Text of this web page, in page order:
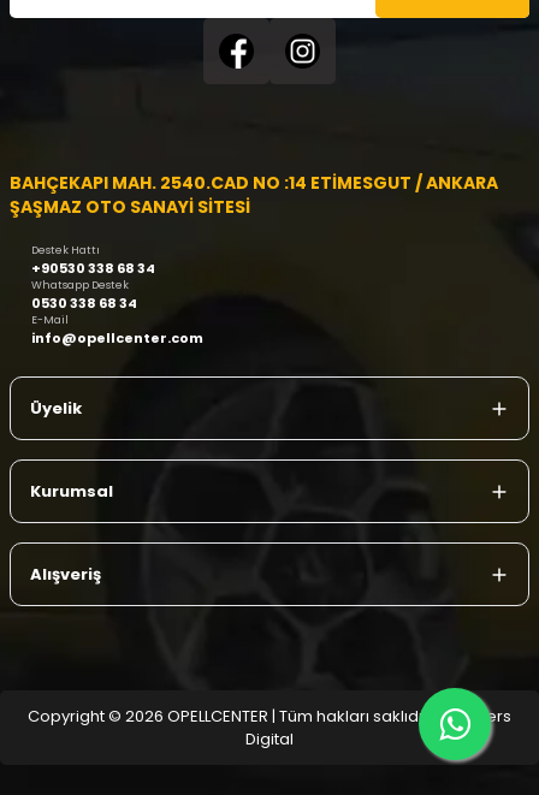
BAHÇEKAPI MAH. 2540.CAD NO :14 ETİMESGUT / ANKARA
ŞAŞMAZ OTO SANAYİ SİTESİ
Destek Hattı
+90530 338 68 34
Whatsapp Destek
0530 338 68 34
E-Mail
info@opellcenter.com
Üyelik
Kurumsal
Alışveriş
Copyright © 2026 OPELLCENTER | Tüm hakları saklıdır.
| Reliefers
Digital